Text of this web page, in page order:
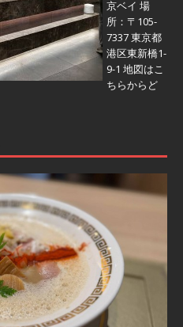
京ベイ 場
所：〒105-
7337 東京都
港区東新橋1-
9-1 地図はこ
ちらからど